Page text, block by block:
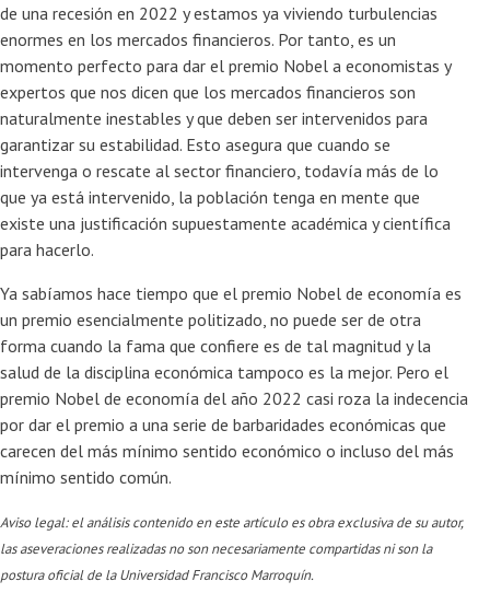
de una recesión en 2022 y estamos ya viviendo turbulencias
enormes en los mercados financieros. Por tanto, es un
momento perfecto para dar el premio Nobel a economistas y
expertos que nos dicen que los mercados financieros son
naturalmente inestables y que deben ser intervenidos para
garantizar su estabilidad. Esto asegura que cuando se
intervenga o rescate al sector financiero, todavía más de lo
que ya está intervenido, la población tenga en mente que
existe una justificación supuestamente académica y científica
para hacerlo.
Ya sabíamos hace tiempo que el premio Nobel de economía es
un premio esencialmente politizado, no puede ser de otra
forma cuando la fama que confiere es de tal magnitud y la
salud de la disciplina económica tampoco es la mejor. Pero el
premio Nobel de economía del año 2022 casi roza la indecencia
por dar el premio a una serie de barbaridades económicas que
carecen del más mínimo sentido económico o incluso del más
mínimo sentido común.
Aviso legal: el análisis contenido en este artículo es obra exclusiva de su autor,
las aseveraciones realizadas no son necesariamente compartidas ni son la
postura oficial de la Universidad Francisco Marroquín.